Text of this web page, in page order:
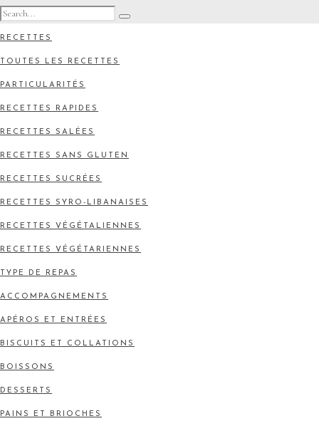
RECETTES
TOUTES LES RECETTES
PARTICULARITÉS
RECETTES RAPIDES
RECETTES SALÉES
RECETTES SANS GLUTEN
RECETTES SUCRÉES
RECETTES SYRO-LIBANAISES
RECETTES VÉGÉTALIENNES
RECETTES VÉGÉTARIENNES
TYPE DE REPAS
ACCOMPAGNEMENTS
APÉROS ET ENTRÉES
BISCUITS ET COLLATIONS
BOISSONS
DESSERTS
PAINS ET BRIOCHES